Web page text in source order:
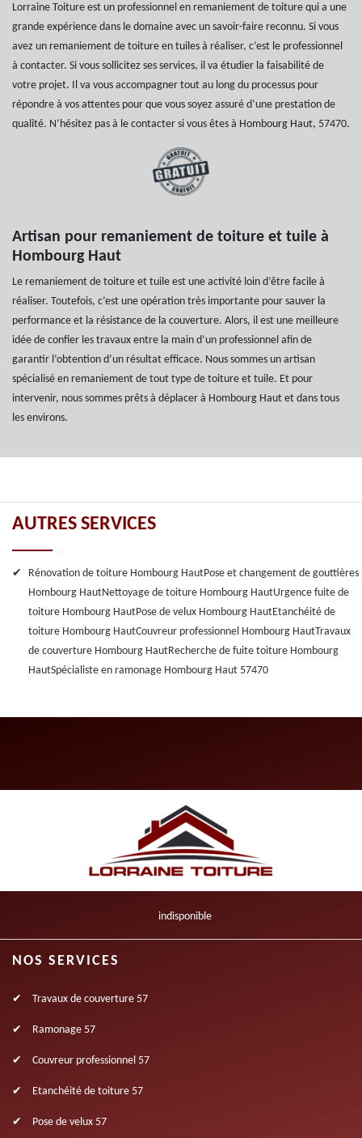
Lorraine Toiture est un professionnel en remaniement de toiture qui a une
grande expérience dans le domaine avec un savoir-faire reconnu. Si vous
avez un remaniement de toiture en tuiles à réaliser, c’est le professionnel
à contacter. Si vous sollicitez ses services, il va étudier la faisabilité de
votre projet. Il va vous accompagner tout au long du processus pour
répondre à vos attentes pour que vous soyez assuré d’une prestation de
qualité. N’hésitez pas à le contacter si vous êtes à Hombourg Haut, 57470.
Artisan pour remaniement de toiture et tuile à
Hombourg Haut
Le remaniement de toiture et tuile est une activité loin d’être facile à
réaliser. Toutefois, c’est une opération très importante pour sauver la
performance et la résistance de la couverture. Alors, il est une meilleure
idée de confier les travaux entre la main d’un professionnel afin de
garantir l’obtention d’un résultat efficace. Nous sommes un artisan
spécialisé en remaniement de tout type de toiture et tuile. Et pour
intervenir, nous sommes prêts à déplacer à Hombourg Haut et dans tous
les environs.
AUTRES SERVICES
Rénovation de toiture Hombourg HautPose et changement de gouttières
Hombourg HautNettoyage de toiture Hombourg HautUrgence fuite de
toiture Hombourg HautPose de velux Hombourg HautEtanchéité de
toiture Hombourg HautCouvreur professionnel Hombourg HautTravaux
de couverture Hombourg HautRecherche de fuite toiture Hombourg
HautSpécialiste en ramonage Hombourg Haut 57470
indisponible
NOS SERVICES
Travaux de couverture 57
Ramonage 57
Couvreur professionnel 57
Etanchéité de toiture 57
Pose de velux 57